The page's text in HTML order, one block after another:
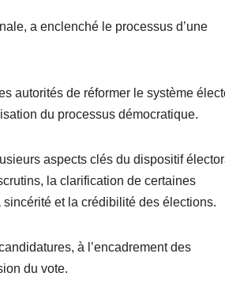
a enclenché le processus d’une
autorités de réformer le système
du processus démocratique.
aspects clés du dispositif
la clarification de certaines
et la crédibilité des élections.
à l’encadrement des
du vote.